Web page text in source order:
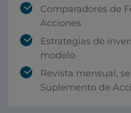
Comparadores de
Acciones
Estrategias de
modelo
Revista mensual,
Suplemento de